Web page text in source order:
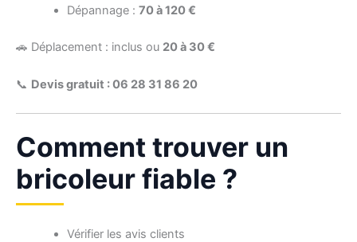
Dépannage : 70 à 120 €
🚗 Déplacement : inclus ou 20 à 30 €
📞 Devis gratuit : 06 28 31 86 20
Comment trouver un
bricoleur fiable ?
Vérifier les avis clients